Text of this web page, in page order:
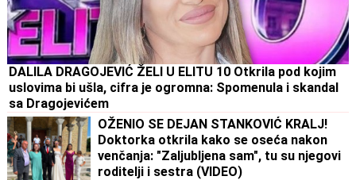
DALILA DRAGOJEVIĆ ŽELI U ELITU 10 Otkrila pod kojim
uslovima bi ušla, cifra je ogromna: Spomenula i skandal
sa Dragojevićem
OŽENIO SE DEJAN STANKOVIĆ KRALJ!
Doktorka otkrila kako se oseća nakon
venčanja: "Zaljubljena sam", tu su njegovi
roditelji i sestra (VIDEO)